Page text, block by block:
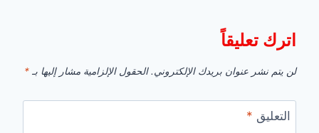
اترك تعليقاً
لن يتم نشر عنوان بريدك الإلكتروني. الحقول الإلزامية مشار إليها بـ *
التعليق *